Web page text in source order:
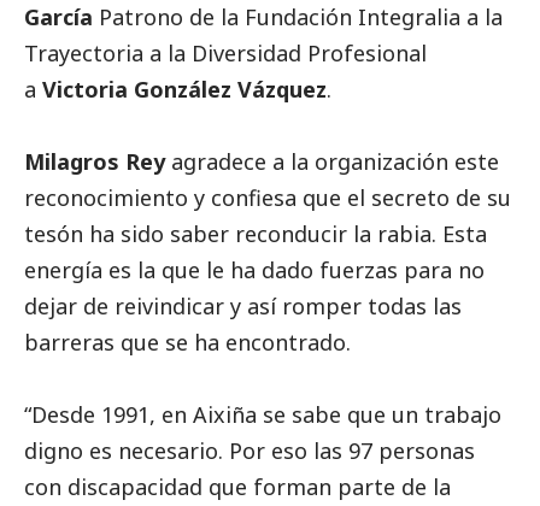
García Patrono de la Fundación Integralia a la
Trayectoria a la Diversidad Profesional
a Victoria González Vázquez.
Milagros Reyagradece a la organización este
reconocimiento y confiesa que el secreto de su
tesón ha sido saber reconducir la rabia. Esta
energía es la que le ha dado fuerzas para no
dejar de reivindicar y así romper todas las
barreras que se ha encontrado.
“Desde 1991, en Aixiña se sabe que un trabajo
digno es necesario. Por eso las 97 personas
con discapacidad que forman parte de la